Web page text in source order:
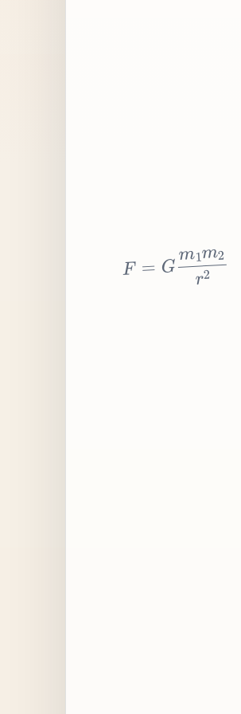
m1m2r2